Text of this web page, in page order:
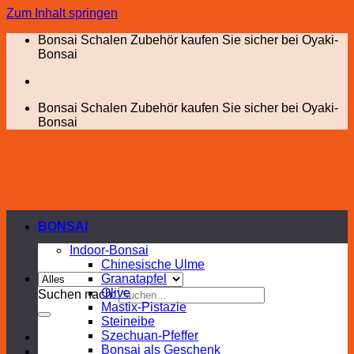
Zum Inhalt springen
Bonsai Schalen Zubehör kaufen Sie sicher bei Oyaki-
Bonsai
Bonsai Schalen Zubehör kaufen Sie sicher bei Oyaki-
Bonsai
Suchen nach:
BONSAI
Indoor-Bonsai
Chinesische Ulme
Granatapfel
Olive
Mastix-Pistazie
Steineibe
Szechuan-Pfeffer
Bonsai als Geschenk